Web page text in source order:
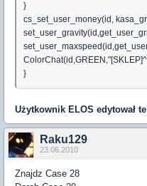
}
cs_set_user_money(id,
}
Użytkownik ELOS edytował
Raku129
23.06.2010
Znajdz Case 28